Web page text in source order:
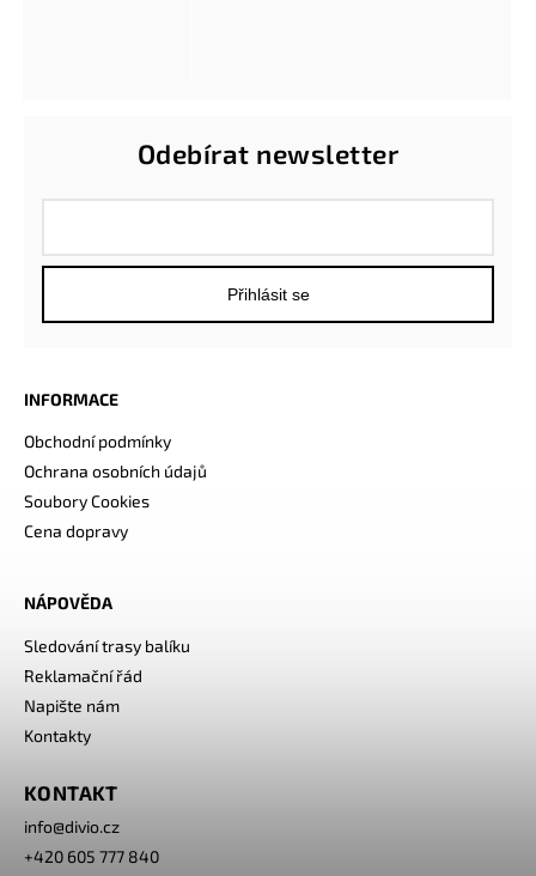
INFORMACE
Obchodní podmínky
Ochrana osobních údajů
Soubory Cookies
Cena dopravy
NÁPOVĚDA
Sledování trasy balíku
Reklamační řád
Napište nám
Kontakty
Odebírat newsletter
Přihlásit se
KONTAKT
info@divio.cz
+420 605 777 840